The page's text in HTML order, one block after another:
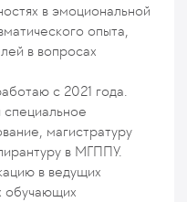
в эмоциональной
опыта,
в вопросах
с 2021 года.
магистратуру
в МГППУ.
в ведущих
обучающих